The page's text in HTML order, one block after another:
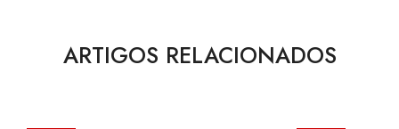
ARTIGOS RELACIONADOS